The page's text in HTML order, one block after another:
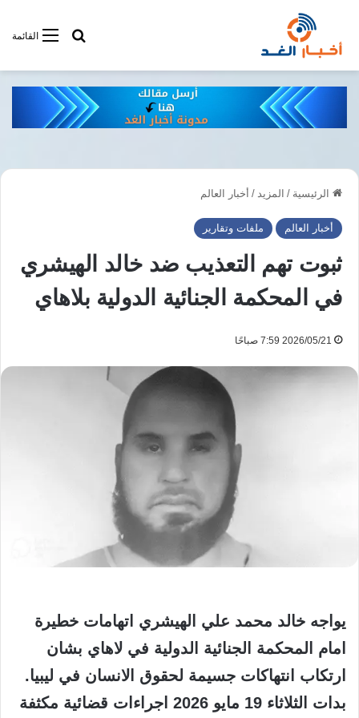
القائمةأبحت فى
الرئيسية / المزيد / أخبار العالم
أخبار العالم ملفات وتقارير
ثبوت تهم التعذيب ضد خالد الهيشري
في المحكمة الجنائية الدولية بلاهاي
2026/05/21 7:59 صباحًا
يواجه خالد محمد علي الهيشري اتهامات خطيرة
امام المحكمة الجنائية الدولية في لاهاي بشان
ارتكاب انتهاكات جسيمة لحقوق الانسان في ليبيا.
بدات الثلاثاء 19 مايو 2026 اجراءات قضائية مكثفة